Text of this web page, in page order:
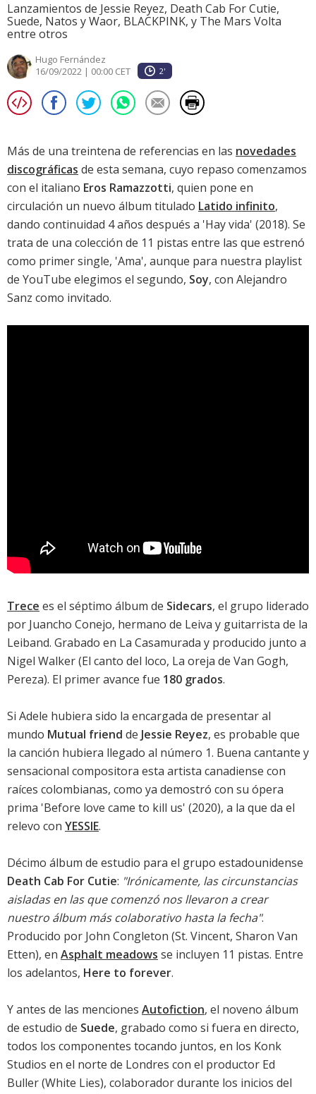
Lanzamientos de Jessie Reyez, Death Cab For Cutie,
Suede, Natos y Waor, BLACKPINK, y The Mars Volta
entre otros
Hugo Fernández
16/09/2022 | 00:00 CET
2'
Más de una treintena de referencias en las novedades
discográficas de esta semana, cuyo repaso comenzamos
con el italiano Eros Ramazzotti, quien pone en
circulación un nuevo álbum titulado Latido infinito,
dando continuidad 4 años después a 'Hay vida' (2018). Se
trata de una colección de 11 pistas entre las que estrenó
como primer single, 'Ama', aunque para nuestra playlist
de YouTube elegimos el segundo, Soy, con Alejandro
Sanz como invitado.
Trece es el séptimo álbum de Sidecars, el grupo liderado
por Juancho Conejo, hermano de Leiva y guitarrista de la
Leiband. Grabado en La Casamurada y producido junto a
Nigel Walker (El canto del loco, La oreja de Van Gogh,
Pereza). El primer avance fue 180 grados.
Si Adele hubiera sido la encargada de presentar al
mundo Mutual friend de Jessie Reyez, es probable que
la canción hubiera llegado al número 1. Buena cantante y
sensacional compositora esta artista canadiense con
raíces colombianas, como ya demostró con su ópera
prima 'Before love came to kill us' (2020), a la que da el
relevo con YESSIE.
Décimo álbum de estudio para el grupo estadounidense
Death Cab For Cutie: "Irónicamente, las circunstancias
aisladas en las que comenzó nos llevaron a crear
nuestro álbum más colaborativo hasta la fecha".
Producido por John Congleton (St. Vincent, Sharon Van
Etten), en Asphalt meadows se incluyen 11 pistas. Entre
los adelantos, Here to forever.
Y antes de las menciones Autofiction, el noveno álbum
de estudio de Suede, grabado como si fuera en directo,
todos los componentes tocando juntos, en los Konk
Studios en el norte de Londres con el productor Ed
Buller (White Lies), colaborador durante los inicios del